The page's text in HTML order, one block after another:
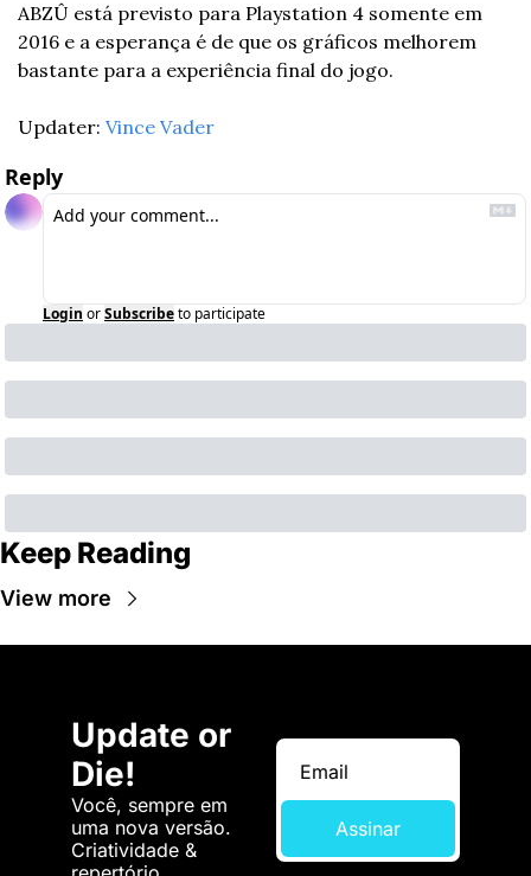
ABZÛ está previsto para Playstation 4 somente em
2016 e a esperança é de que os gráficos melhorem
bastante para a experiência final do jogo.
Updater: Vince Vader
Reply
Login orSubscribeto participate
Keep Reading
View more
Update or
Die!
Você, sempre em
uma nova versão.
Criatividade &
Assinar